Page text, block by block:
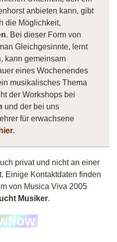
anbieten kann, gibt
die Möglichkeit,
. Bei dieser Form von
Gleichgesinnte, lernt
kann gemeinsam
eines Wochenendes
musikalisches Thema
der Workshops bei
und der bei uns
für erwachsene
hier.
privat und nicht an einer
Einige Kontaktdaten finden
von Musica Viva 2005
Musiker.